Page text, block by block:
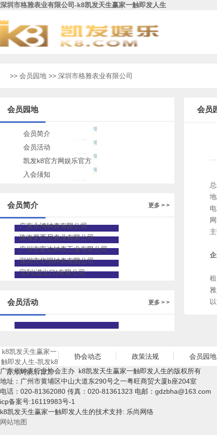
深圳市格雅表业有限公司-k8凯发天生赢家一触即发人生
>> 会员园地 >> 深圳市格雅表业有限公司
会员园地
会员简介
会员活动
凯发k8官方网娱乐官方
的公告
入会须知
更多 > >
会员简介
广东永鸿钟表有限公司
珠海罗西尼表业有限公司
广州市富达钟表工业有限公司
深圳市华明钟表有限公司
宝利(进出口)有限公司
更多 > >
会员活动
会员
k8凯发天生赢家一
触即发人生-凯发k8
官方网娱乐官方
协会动态 政策法规
会员园地
广东省钟表行业协会主办 k8凯发天生赢家一触即发人生的版权所有
地址：广州市黄埔区中山大道东290号之一粤旺商贸大厦b座204室
电话：020-81362080 传真：020-81361323 电邮： gdzbha@163.com
icp备案号:16119983号-1
k8凯发天生赢家一触即发人生的技术支持: 乐尚网络
网站地图